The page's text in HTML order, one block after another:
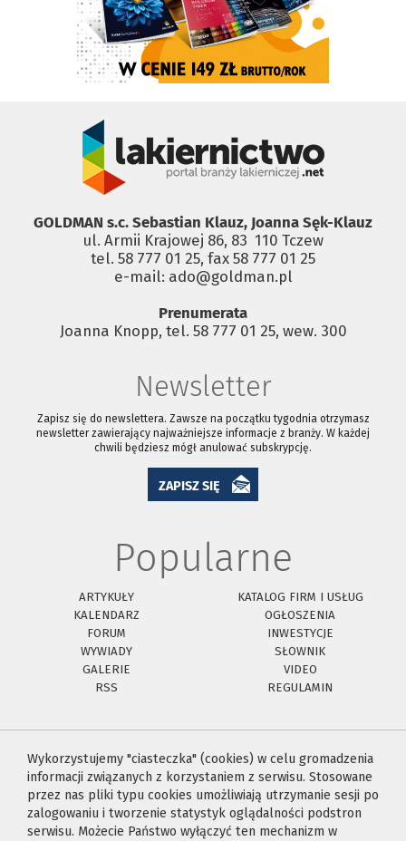
GOLDMAN s.c. Sebastian Klauz, Joanna Sęk-Klauz
ul. Armii Krajowej 86, 83 ­ 110 Tczew
tel. 58 777 01 25, fax 58 777 01 25
e-mail: ado@goldman.pl
Prenumerata
Joanna Knopp, tel. 58 777 01 25, wew. 300
Newsletter
Zapisz się do newslettera. Zawsze na początku tygodnia otrzymasz
newsletter zawierający najważniejsze informacje z branży. W każdej
chwili będziesz mógł anulować subskrypcję.
ZAPISZ SIĘ
Popularne
ARTYKUŁY
KATALOG FIRM I USŁUG
KALENDARZ
OGŁOSZENIA
FORUM
INWESTYCJE
WYWIADY
SŁOWNIK
GALERIE
VIDEO
RSS
REGULAMIN
Wykorzystujemy "ciasteczka" (cookies) w celu gromadzenia
informacji związanych z korzystaniem z serwisu. Stosowane
przez nas pliki typu cookies umożliwiają utrzymanie sesji po
zalogowaniu i tworzenie statystyk oglądalności podstron
serwisu. Możecie Państwo wyłączyć ten mechanizm w